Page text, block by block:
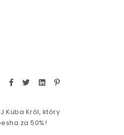
Kuba Król, który
za 50%!